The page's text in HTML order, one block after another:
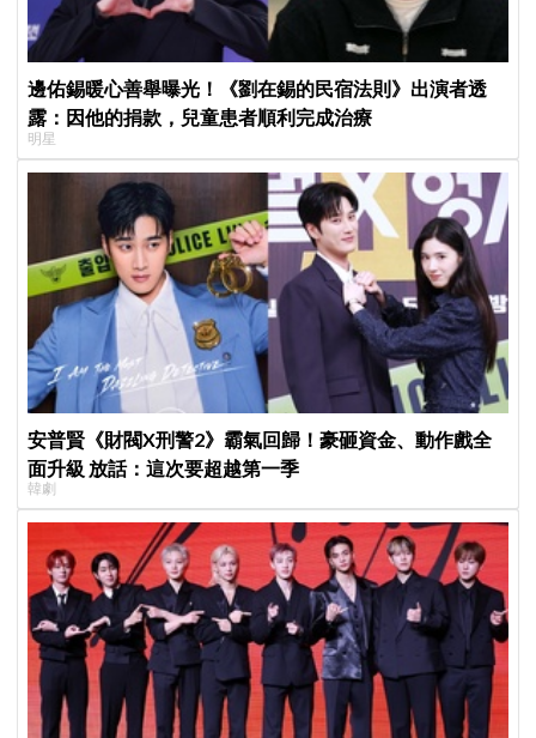
邊佑錫暖心善舉曝光！《劉在錫的民宿法則》出演者透
露：因他的捐款，兒童患者順利完成治療
明星
安普賢《財閥X刑警2》霸氣回歸！豪砸資金、動作戲全
面升級 放話：這次要超越第一季
韓劇